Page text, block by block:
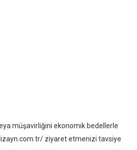
müşavirliğini ekonomik bedellerle
ziyaret etmenizi tavsiye